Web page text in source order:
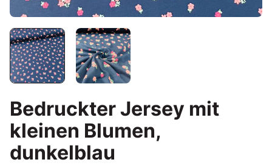
Bedruckter Jersey mit
kleinen Blumen,
dunkelblau